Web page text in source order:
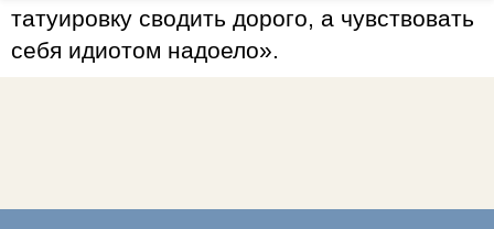
татуировку сводить дорого, а чувствовать
себя идиотом надоело».